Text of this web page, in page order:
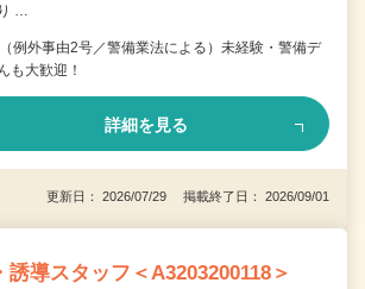
…
例外事由2号／警備業法による）未経験・警備デ
も大歓迎！
詳細を見る
更新日： 2026/07/29 掲載終了日： 2026/09/01
導スタッフ＜A3203200118＞